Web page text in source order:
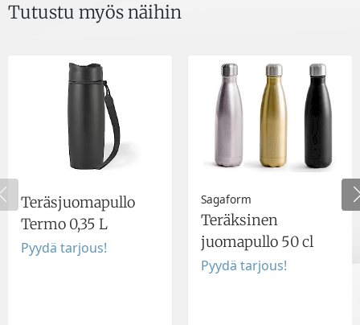
Tutustu myös näihin
Teräsjuomapullo
Termo 0,35 L
Pyydä tarjous!
Sagaform
Teräksinen
juomapullo 50 cl
Pyydä tarjous!